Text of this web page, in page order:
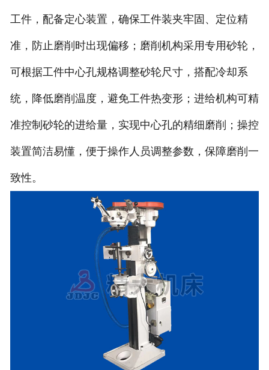
工件，配备定心装置，确保工件装夹牢固、定位精
准，防止磨削时出现偏移；磨削机构采用专用砂轮，
可根据工件中心孔规格调整砂轮尺寸，搭配冷却系
统，降低磨削温度，避免工件热变形；进给机构可精
准控制砂轮的进给量，实现中心孔的精细磨削；操控
装置简洁易懂，便于操作人员调整参数，保障磨削一
致性。